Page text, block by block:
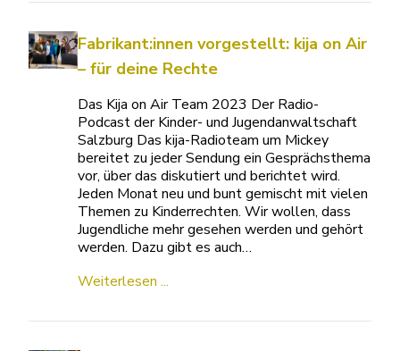
Fabrikant:innen vorgestellt: kija on Air
– für deine Rechte
Das Kija on Air Team 2023 Der Radio-
Podcast der Kinder- und Jugendanwaltschaft
Salzburg Das kija-Radioteam um Mickey
bereitet zu jeder Sendung ein Gesprächsthema
vor, über das diskutiert und berichtet wird.
Jeden Monat neu und bunt gemischt mit vielen
Themen zu Kinderrechten. Wir wollen, dass
Jugendliche mehr gesehen werden und gehört
werden. Dazu gibt es auch…
Weiterlesen ...